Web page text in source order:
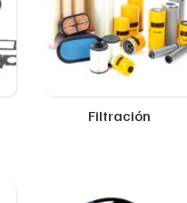
Filtración